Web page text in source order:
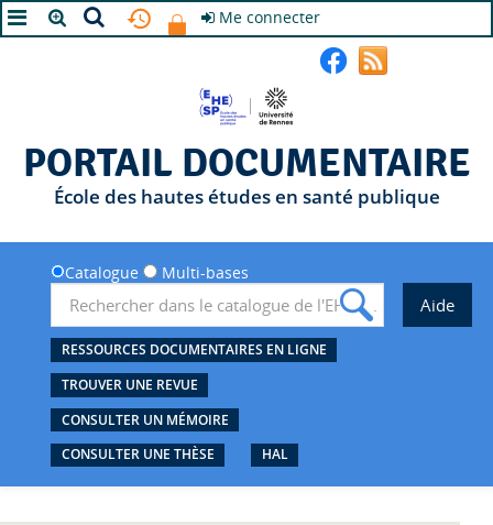
Me connecter
PORTAIL DOCUMENTAIRE
École des hautes études en santé publique
Catalogue Multi-bases
RESSOURCES DOCUMENTAIRES EN LIGNE
TROUVER UNE REVUE
CONSULTER UN MÉMOIRE
CONSULTER UNE THÈSE
HAL